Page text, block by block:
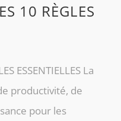
10 RÈGLES
ESSENTIELLES La
productivité, de
pour les